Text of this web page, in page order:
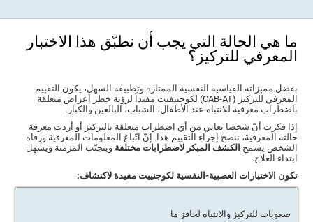
ما هي الحالة التي يجب أن نطبّق هذا الاختبار
المعرفي للتركيز؟
بفضل مميزاته القياسية النفسية الممتازة وتطبيقه السهل، يكون التقييم
المعرفي للتركيز (CAB-AT) لكوجنيفيت مفيداً لرؤية خطر أعراض متعلقة
باضطراب معرفية للانتباه عند الأطفال، الشباب، البالغين والكبار.
إذا فكرت أنّ شخصا يعاني من أي اضطراب متعلقة بالتركيز أو أردت معرفة
حالته المعرفية، ننصح إجراء التقييم هذا. إنّ اتّباع المعلومات المعرفية ورفاه
الشخص يسمح الكشف المبكر لاضطرابات مختلفة ويتجنّب المزمنة ويسهل
ابتداء العلاج.
تكون الاختبارات العصبية-النفسية لكوجنييت مفيدة لاكتشاف:
صعوبات للتركيز والانتباه لحافز ما